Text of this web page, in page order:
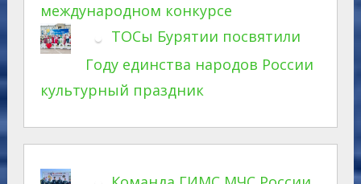
международном конкурсе
ТОСы Бурятии посвятили
Году единства народов России
культурный праздник